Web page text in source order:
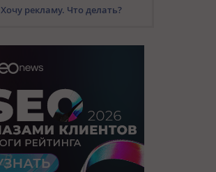
Хочу рекламу. Что делать?